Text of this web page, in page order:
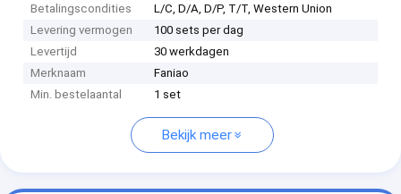
Betalingscondities
L/C, D/A, D/P, T/T, Western Union
Levering vermogen
100 sets per dag
Levertijd
30 werkdagen
Merknaam
Faniao
Min. bestelaantal
1 set
Bekijk meer